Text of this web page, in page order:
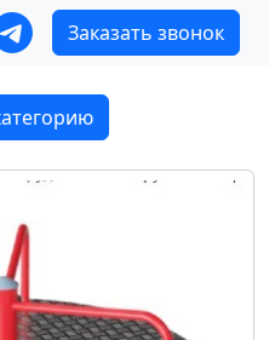
Заказать звонок